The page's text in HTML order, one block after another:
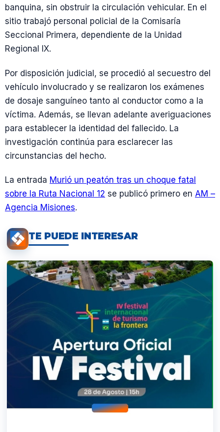
banquina, sin obstruir la circulación vehicular. En el
sitio trabajó personal policial de la Comisaría
Seccional Primera, dependiente de la Unidad
Regional IX.
Por disposición judicial, se procedió al secuestro del
vehículo involucrado y se realizaron los exámenes
de dosaje sanguíneo tanto al conductor como a la
víctima. Además, se llevan adelante averiguaciones
para establecer la identidad del fallecido. La
investigación continúa para esclarecer las
circunstancias del hecho.
La entrada Murió un peatón tras un choque fatal
sobre la Ruta Nacional 12 se publicó primero en AM –
Agencia Misiones.
TE PUEDE INTERESAR